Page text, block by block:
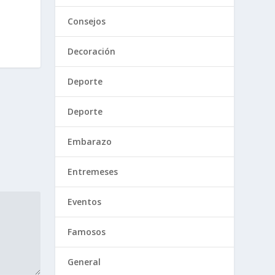
Consejos
Decoración
Deporte
Deporte
Embarazo
Entremeses
Eventos
Famosos
General